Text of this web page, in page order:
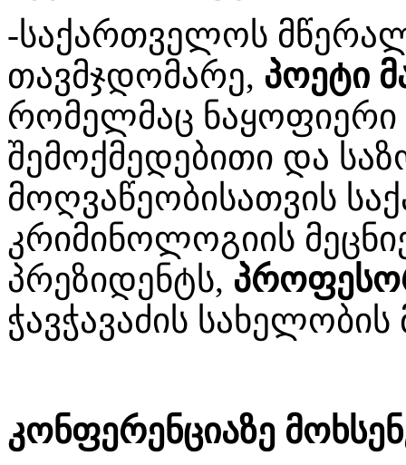
-საქართველოს
თავმჯდომარე, პოეტი
რომელმაც ნაყოფიერი
შემოქმედებითი და
მოღვაწეობისათვის
კრიმინოლოგიის
პრეზიდენტს,
ჭავჭავაძის
კონფერენციაზე